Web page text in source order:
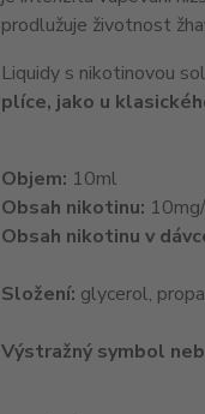
prodlužuje životnost
Liquidy s nikotinovou
plíce, jako u
Objem: 10ml
Obsah nikotinu:
Obsah nikotinu v
Složení: glycerol,
Výstražný symbol